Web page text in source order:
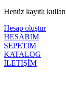
Henüz kayıtlı
Hesap oluştur
HESABIM
SEPETİM
KATALOG
İLETİŞİM